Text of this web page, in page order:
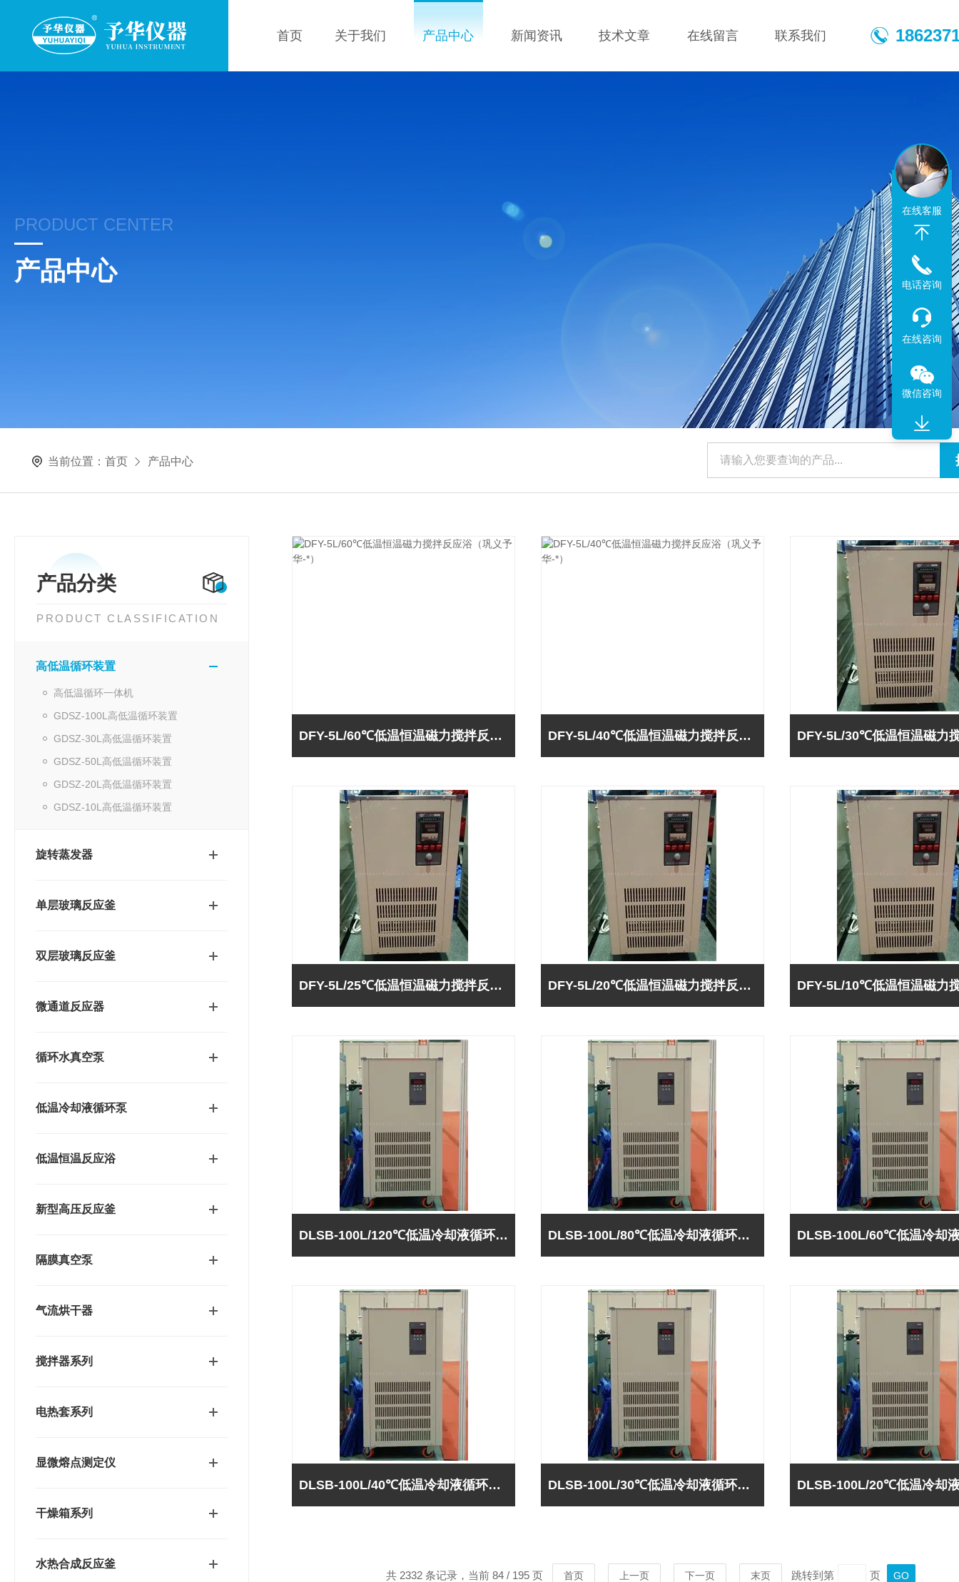
首页 关于我们 产品中心 新闻资讯 技术文章 在线留言 联系我们
PRODUCT CENTER
产品中心
当前位置：首页 产品中心
产品分类
PRODUCT CLASSIFICATION
高低温循环装置
高低温循环一体机
GDSZ-100L高低温循环装置
GDSZ-30L高低温循环装置
GDSZ-50L高低温循环装置
GDSZ-20L高低温循环装置
GDSZ-10L高低温循环装置
旋转蒸发器
单层玻璃反应釜
双层玻璃反应釜
微通道反应器
循环水真空泵
低温冷却液循环泵
低温恒温反应浴
新型高压反应釜
隔膜真空泵
气流烘干器
搅拌器系列
电热套系列
显微熔点测定仪
干燥箱系列
水热合成反应釜
DFY-5L/60℃低温恒温磁力搅拌反应浴（巩义予华-*） DFY-5L/40℃低温恒温磁力搅拌反应浴（巩义予华-*）
DFY-5L/25℃低温恒温磁力搅拌反应浴（巩义予华-*） DFY-5L/20℃低温恒温磁力搅拌反应浴（巩义予华-*）
DLSB-100L/120℃低温冷却液循环泵-巩义予华* DLSB-100L/80℃低温冷却液循环泵-巩义予华*
DLSB-100L/40℃低温冷却液循环泵-巩义予华* DLSB-100L/30℃低温冷却液循环泵-巩义予华*
共 2332 条记录，当前 84 / 195 页 首页 上一页 下一页 末页 跳转到第 页
在线客服
电话咨询
在线咨询
微信咨询